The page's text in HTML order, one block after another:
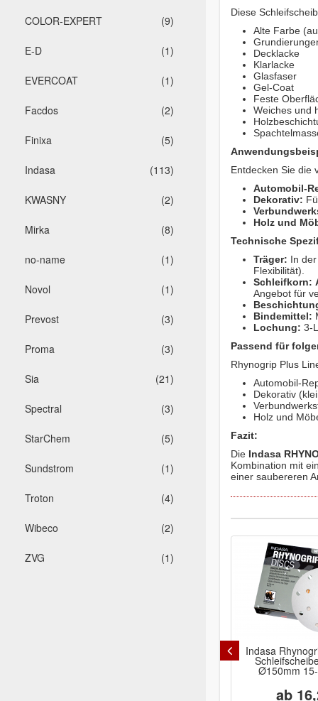
(9)
COLOR-EXPERT
(1)
E-D
(1)
EVERCOAT
(2)
Facdos
(5)
Finixa
(113)
Indasa
(2)
KWASNY
(8)
Mirka
(1)
no-name
(1)
Novol
(3)
Prevost
(3)
Proma
(21)
Sia
(3)
Spectral
(5)
StarChem
(1)
Sundstrom
(4)
Troton
(2)
Wibeco
(1)
ZVG
Diese
Alte Farbe
Decklacke
Klarlacke
Glasfaser
Gel-Coat
Feste
Weiches und
Entdecken Sie die
Automobil-
Dekorativ:
Holz und
Technische
Träger: In
Flexibilität).
Schleifkorn:
Angebot für
Bindemittel:
Lochung: 3-
Passend für
Rhynogrip Plus
Automobil-
Dekorativ
Holz und
Fazit:
Die Indasa
Kombination mit
einer saubereren
Indasa
Ø150mm
ab